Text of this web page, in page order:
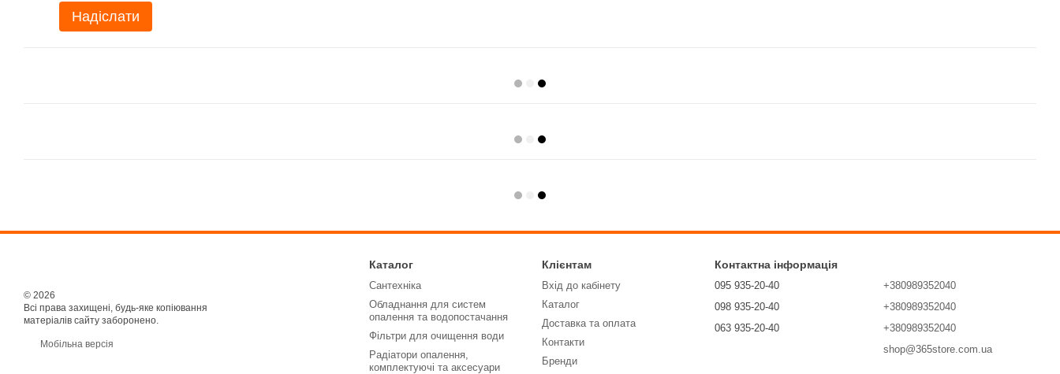
Надіслати
© 2026
Всі права захищені, будь-яке копіювання
матеріалів сайту заборонено.
Мобільна версія
Каталог
Сантехніка
Обладнання для систем
опалення та водопостачання
Фільтри для очищення води
Радіатори опалення,
комплектуючі та аксесуари
Клієнтам
Вхід до кабінету
Каталог
Доставка та оплата
Контакти
Бренди
Контактна інформація
095 935-20-40
098 935-20-40
063 935-20-40
+380989352040
+380989352040
+380989352040
shop@365store.com.ua